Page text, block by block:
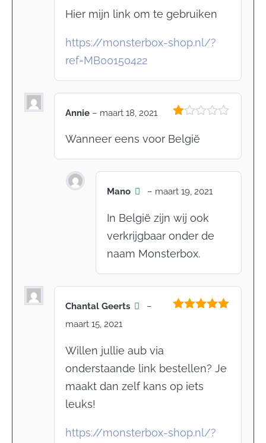
Hier mijn link om te gebruiken
https://monsterbox-shop.nl/?
ref=MB00150422
1
5
Annie – maart 18, 2021
Wanneer eens voor België
Mano – maart 19, 2021
In België zijn wij ook
verkrijgbaar onder de
naam Monsterbox.
Chantal Geerts
–
maart 15, 2021
Willen jullie aub via
onderstaande link bestellen? Je
maakt dan zelf kans op iets
leuks!
https://monsterbox-shop.nl/?